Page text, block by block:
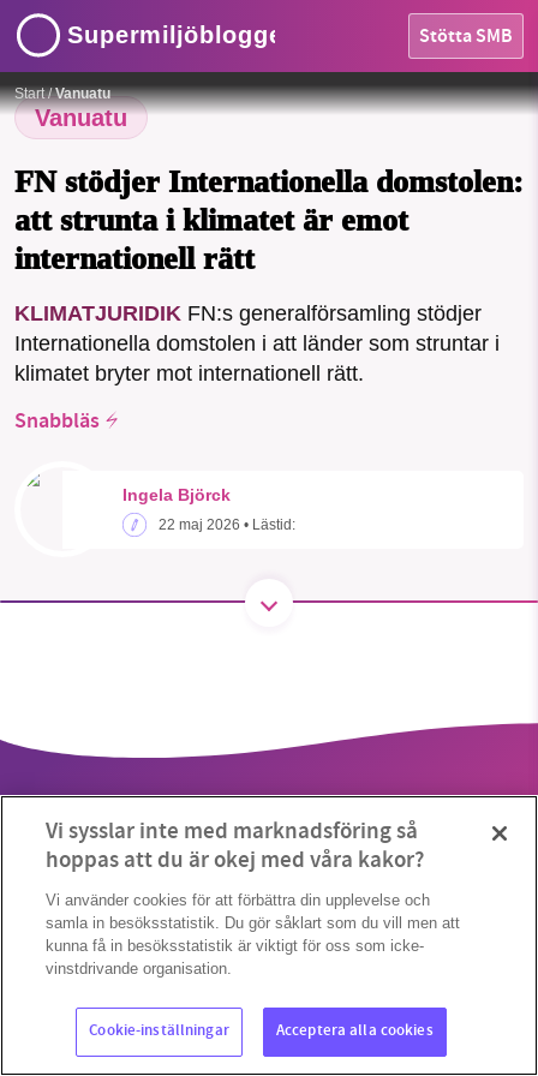
Supermiljöbloggen Stötta SMB
OMRÅDEN
MILJÖFAKTA
OM OSS
Sök Sparade inlägg Tipsa oss
Facebook Instagram
Start/Vanuatu
Vanuatu
FN stödjer Internationella domstolen:
att strunta i klimatet är emot
internationell rätt
KLIMATJURIDIK FN:s generalförsamling stödjer
Internationella domstolen i att länder som struntar i
klimatet bryter mot internationell rätt.
Snabbläs
Ingela Björck
22 maj 2026 • Lästid:
Aktivister från Vanuatu har drivit på för att ICJ skulle ta upp klimatet.
Flickr, Creative
Copyright 2023 © Supermiljöbloggen Cookieinställningar
starten 2010 har vår ideella redaktion drivit
miljödebatten framåt genom
nyhetsbevakning och granskningar. Nu vill vi
utveckla vårt arbete – och vi hoppas att du
Stötta vårt arbete genom att swisha en slant till
Läs vad vi vill göra
Vi sysslar inte med marknadsföring så
hoppas att du är okej med våra kakor?
Vi använder cookies för att förbättra din upplevelse och
samla in besöksstatistik. Du gör såklart som du vill men att
kunna få in besöksstatistik är viktigt för oss som icke-
vinstdrivande organisation.
Cookie-inställningar Acceptera alla cookies